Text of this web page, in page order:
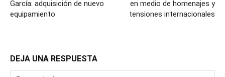
García: adquisición de nuevo
equipamiento
en medio de homenajes y
tensiones internacionales
DEJA UNA RESPUESTA